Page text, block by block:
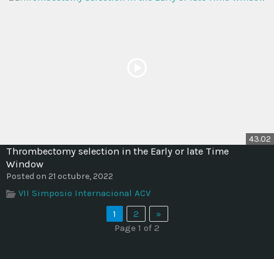
43.02
Thrombectomy selection in the Early or late Time
Window
Posted on 21 octubre, 2022
VII Simposio Internacional ACV
1
2
»
Page 1 of 2